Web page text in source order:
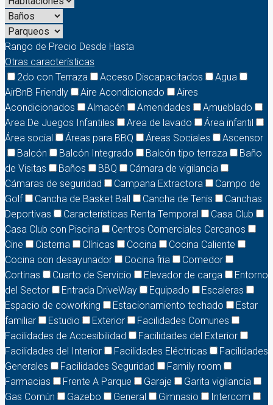
Rango de Precio Desde Hasta
Otras características
2do con Terraza
Acceso Discapacitados
Agua
AirBnB Friendly
Aire Acondicionado
Aires
Acondicionados
Almacén Amenidades
Amueblado
Area De Juegos Infantiles
Area de lavado
Área infantil
Área social
Áreas para BBQ Áreas Sociales
Ascensor
Balcón
Balcón Integrado Balcón tipo terraza
Baño
de Visitas
Baños BBQ
Cámara de vigilancia
Cámaras de seguridad
Campana Extractora
Campo de
Golf
Cancha de Basket Ball Cancha de Tenis
Canchas
Deportivas
Características Renta Temporal
Casa Club
Casa Club con Piscina
Centros Comerciales Cercanos
Cine
Cisterna Clínicas Cocina
Cocina Caliente
Cocina con desayunador
Cocina fria
Comedor
Cortinas
Cuarto de Servicio Elevador de carga
Entorno
del Sector
Entrada DriveWay Equipado
Escaleras
Espacio de coworking
Estacionamiento techado
Estar
familiar
Estudio Exterior
Facilidades Comunes
Facilidades de Accesibilidad
Facilidades del Exterior
Facilidades del Interior
Facilidades Eléctricas
Facilidades
Generales
Facilidades Seguridad
Family room
Farmacias
Frente A Parque Garaje
Garita vigilancia
Gas Común
Gazebo General Gimnasio
Intercom